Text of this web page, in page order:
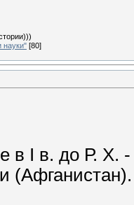
науки" [80]
в I в. до Р. Х.
(Афганистан).